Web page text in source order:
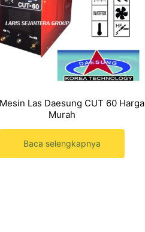
Las Daesung CUT 60 Harga
Murah
Baca selengkapnya